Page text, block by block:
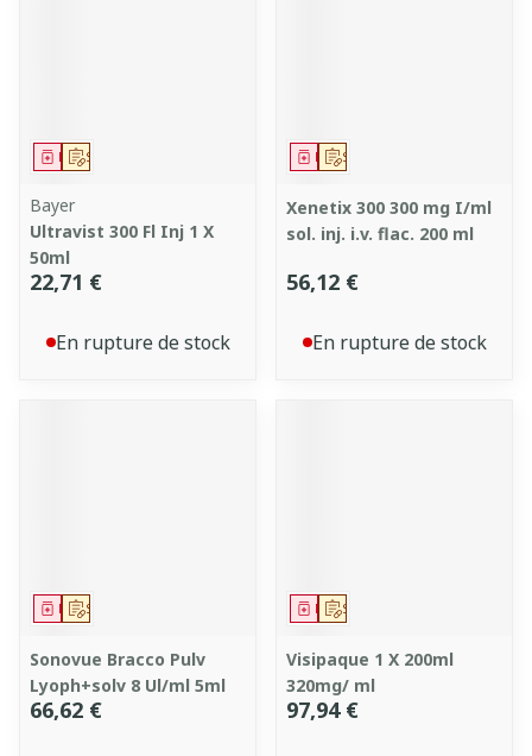
Sur prescription
Médicament
Bayer
Ultravist 300 Fl Inj 1 X
50ml
22,71 €
En rupture de stock
Sur prescription
Médicament
Xenetix 300 300 mg I/ml
sol. inj. i.v. flac. 200 ml
56,12 €
En rupture de stock
Sur prescription
Médicament
Sonovue Bracco Pulv
Lyoph+solv 8 Ul/ml 5ml
66,62 €
Sur prescription
Médicament
Visipaque 1 X 200ml
320mg/ ml
97,94 €